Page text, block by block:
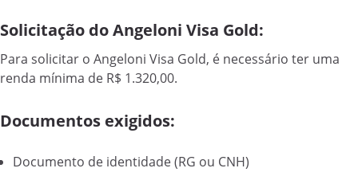
Solicitação do Angeloni Visa Gold:
Para solicitar o Angeloni Visa Gold, é necessário ter uma
renda mínima de R$ 1.320,00.
Documentos exigidos:
Documento de identidade (RG ou CNH)